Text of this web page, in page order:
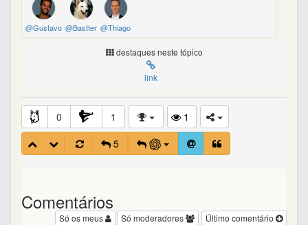
@Gustavo @Bastter @Thiago
destaques neste tópico
link
0 1
1
5
Comentários
Último comentário
Só moderadores
Só os meus